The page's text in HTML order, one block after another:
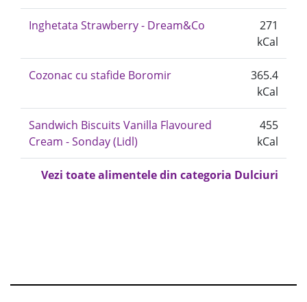
Inghetata Strawberry - Dream&Co
271
kCal
Cozonac cu stafide Boromir
365.4
kCal
Sandwich Biscuits Vanilla Flavoured
Cream - Sonday (Lidl)
455
kCal
Vezi toate alimentele din categoria Dulciuri